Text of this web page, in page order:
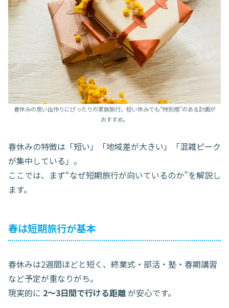
春休みの思い出作りにぴったりの家族旅行。短い休みでも“特別感”のある計画が
おすすめ。
春休みの特徴は「短い」「地域差が大きい」「混雑ピーク
が集中している」。
ここでは、まず“なぜ短期旅行が向いているのか”を解説し
ます。
春は短期旅行が基本
春休みは2週間ほどと短く、終業式・部活・塾・春期講習
など予定が重なりがち。
現実的に 2〜3日間で行ける距離が安心です。